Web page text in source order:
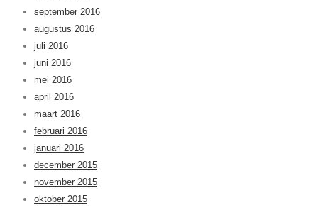
september 2016
augustus 2016
juli 2016
juni 2016
mei 2016
april 2016
maart 2016
februari 2016
januari 2016
december 2015
november 2015
oktober 2015